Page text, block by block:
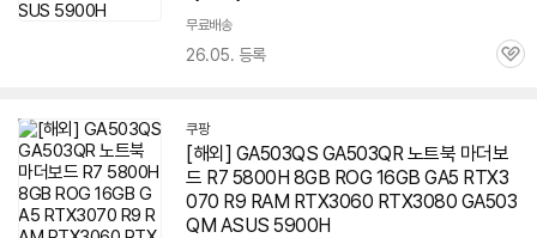
무료배송
26.05. 등록
관
쿠팡
[해외] GA503QS GA503QR 노트북 마더보
드 R7 5800H 8GB ROG 16GB GA5 RTX3
070 R9 RAM RTX3060 RTX3080 GA503
QM ASUS 5900H